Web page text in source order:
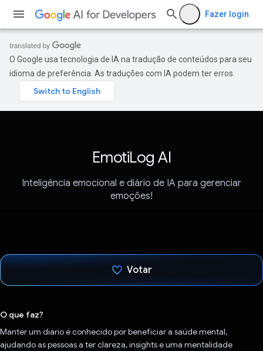
Fazer login
O Google usa tecnologia de IA na tradução de conteúdos para seu
idioma de preferência. As traduções com IA podem ter erros.
EmotiLog AI
Inteligência emocional e diário de IA para gerenciar
emoções!
Votar
O que faz?
Manter um diário é conhecido por beneficiar a saúde mental,
ajudando as pessoas a ter clareza, insights e uma mentalidade